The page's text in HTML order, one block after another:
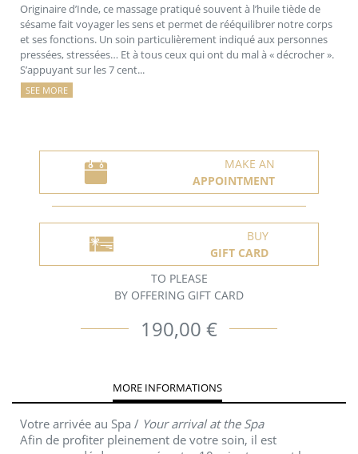
Originaire d’Inde, ce massage pratiqué souvent à l’huile tiède de
sésame fait voyager les sens et permet de rééquilibrer notre corps
et ses fonctions. Un soin particulièrement indiqué aux personnes
pressées, stressées… Et à tous ceux qui ont du mal à « décrocher ».
S’appuyant sur les 7 cent...
SEE MORE
MAKE AN
APPOINTMENT
BUY
GIFT CARD
TO PLEASE
BY OFFERING GIFT CARD
190,00 €
MORE INFORMATIONS
Votre arrivée au Spa / Your arrival at the Spa
Afin de profiter pleinement de votre soin, il est